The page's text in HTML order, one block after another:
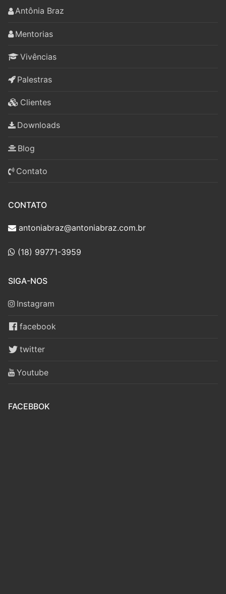
Antônia Braz
Mentorias
Vivências
Palestras
Clientes
Downloads
Blog
Contato
CONTATO
antoniabraz@antoniabraz.com.br
(18) 99771-3959
SIGA-NOS
Instagram
facebook
twitter
Youtube
FACEBBOK